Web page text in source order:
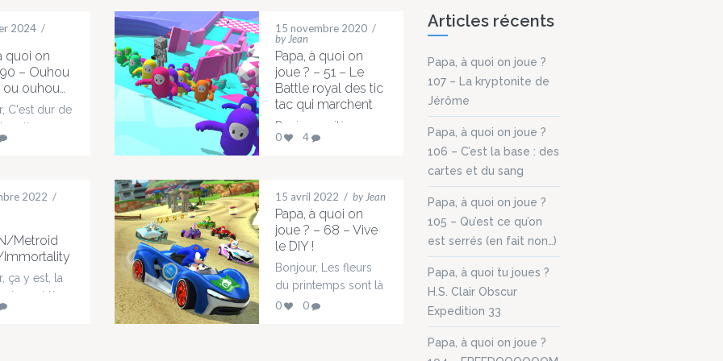
2024 /
quoi on
– Ouhou
ouhou…
C'est dur de
rythme
année 2024
pour moi,
de
à revivre
de
voir le
famille
15 novembre 2020 /
by Jean
Papa, à quoi on
joue ? – 51 – Le
Battle royal des tic
tac qui marchent
Bonjour, voilà un
épisode en retard,
que le dernier né soit
un peu plus
indépendant pour
permettre plus de
souplesse... Voici le
programme du jour
Insecte en folie 9,99
0 4
2022 /
Metroid
Immortality
ça y est, la
ère est là.
avec vous
15 avril 2022 / by Jean
Papa, à quoi on
joue ? – 68 – Vive
le DIY !
Bonjour, Les fleurs
du printemps sont là
et nos
0 0
Articles récents
Papa, à quoi on joue ?
107 – La kryptonite de
Jérôme
Papa, à quoi on joue ?
106 – C’est la base : des
cartes et du sang
Papa, à quoi on joue ?
105 – Qu’est ce qu’on
est serrés (en fait non…)
Papa, à quoi tu joues ?
H.S. Clair Obscur
Expedition 33
Papa, à quoi on joue ?